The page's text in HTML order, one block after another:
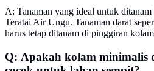
A: Tanaman yang ideal untuk
Teratai Air Ungu. Tanaman darat
harus tetap ditanam di pinggiran
Q: Apakah kolam minimalis